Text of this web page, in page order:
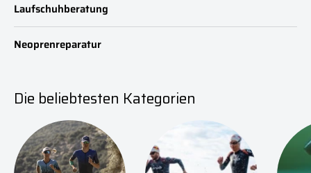
Laufschuhberatung
Neoprenreparatur
Die beliebtesten Kategorien